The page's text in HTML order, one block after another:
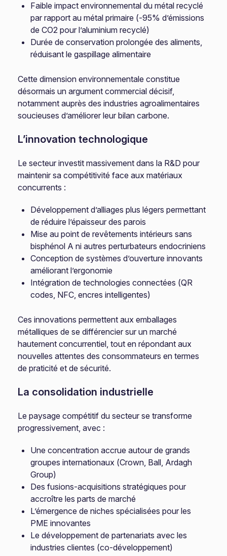
Faible impact environnemental du métal recyclé
par rapport au métal primaire (-95% d’émissions
de CO2 pour l’aluminium recyclé)
Durée de conservation prolongée des aliments,
réduisant le gaspillage alimentaire
Cette dimension environnementale constitue
désormais un argument commercial décisif,
notamment auprès des industries agroalimentaires
soucieuses d’améliorer leur bilan carbone.
L’innovation technologique
Le secteur investit massivement dans la R&D pour
maintenir sa compétitivité face aux matériaux
concurrents :
Développement d’alliages plus légers permettant
de réduire l’épaisseur des parois
Mise au point de revêtements intérieurs sans
bisphénol A ni autres perturbateurs endocriniens
Conception de systèmes d’ouverture innovants
améliorant l’ergonomie
Intégration de technologies connectées (QR
codes, NFC, encres intelligentes)
Ces innovations permettent aux emballages
métalliques de se différencier sur un marché
hautement concurrentiel, tout en répondant aux
nouvelles attentes des consommateurs en termes
de praticité et de sécurité.
La consolidation industrielle
Le paysage compétitif du secteur se transforme
progressivement, avec :
Une concentration accrue autour de grands
groupes internationaux (Crown, Ball, Ardagh
Group)
Des fusions-acquisitions stratégiques pour
accroître les parts de marché
L’émergence de niches spécialisées pour les
PME innovantes
Le développement de partenariats avec les
industries clientes (co-développement)